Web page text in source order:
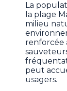
La
la plage
milieu
renforcée
peut
usagers.